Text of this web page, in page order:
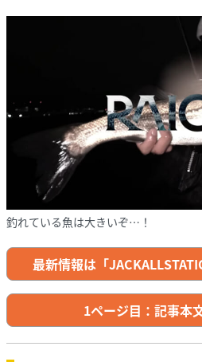
釣れている魚は大きいぞ…！
最新情報は「
1ページ目：記事本